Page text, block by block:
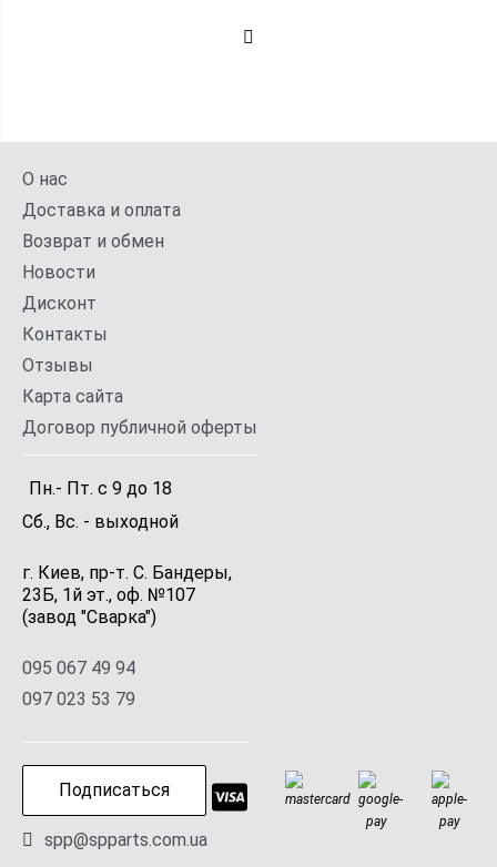
О нас
Доставка и оплата
Возврат и обмен
Новости
Дисконт
Контакты
Отзывы
Карта сайта
Договор публичной оферты
Пн.- Пт. с 9 до 18
Сб., Вс. - выходной
г. Киев, пр-т. С. Бандеры,
23Б, 1й эт., оф. №107
(завод "Сварка")
095 067 49 94
097 023 53 79
Подписаться
spp@spparts.com.ua